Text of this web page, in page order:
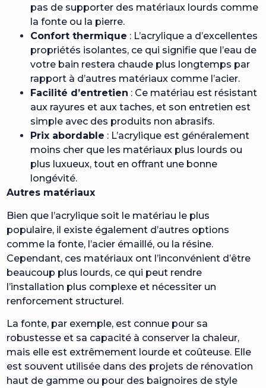
pas de supporter des matériaux lourds comme
la fonte ou la pierre.
Confort thermique : L’acrylique a d’excellentes
propriétés isolantes, ce qui signifie que l’eau de
votre bain restera chaude plus longtemps par
rapport à d’autres matériaux comme l’acier.
Facilité d’entretien : Ce matériau est résistant
aux rayures et aux taches, et son entretien est
simple avec des produits non abrasifs.
Prix abordable : L’acrylique est généralement
moins cher que les matériaux plus lourds ou
plus luxueux, tout en offrant une bonne
longévité.
Autres matériaux
Bien que l’acrylique soit le matériau le plus
populaire, il existe également d’autres options
comme la fonte, l’acier émaillé, ou la résine.
Cependant, ces matériaux ont l’inconvénient d’être
beaucoup plus lourds, ce qui peut rendre
l’installation plus complexe et nécessiter un
renforcement structurel.
La fonte, par exemple, est connue pour sa
robustesse et sa capacité à conserver la chaleur,
mais elle est extrêmement lourde et coûteuse. Elle
est souvent utilisée dans des projets de rénovation
haut de gamme ou pour des baignoires de style